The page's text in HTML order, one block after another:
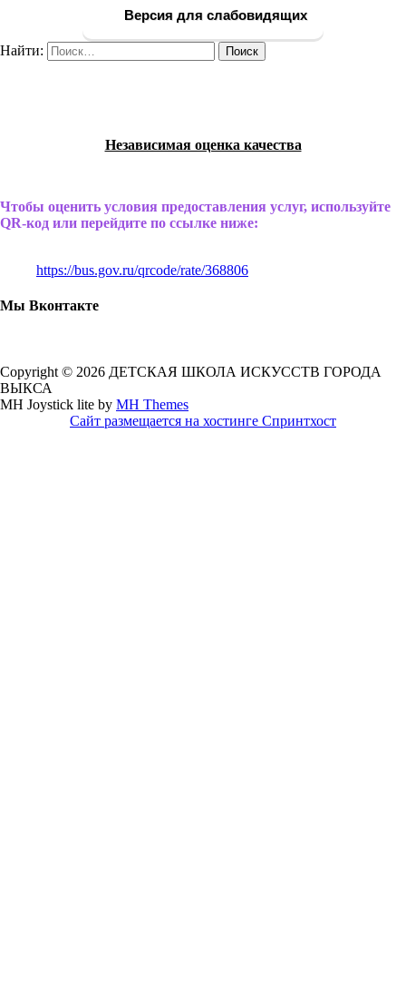
Версия для слабовидящих
Найти:
Независимая оценка качества
Чтобы оценить условия предоставления услуг, используйте
QR-код или перейдите по ссылке ниже:
https://bus.gov.ru/qrcode/rate/368806
Мы Вконтакте
Copyright © 2026 ДЕТСКАЯ ШКОЛА ИСКУССТВ ГОРОДА
ВЫКСА
MH Joystick lite by MH Themes
Сайт размещается на хостинге Спринтхост